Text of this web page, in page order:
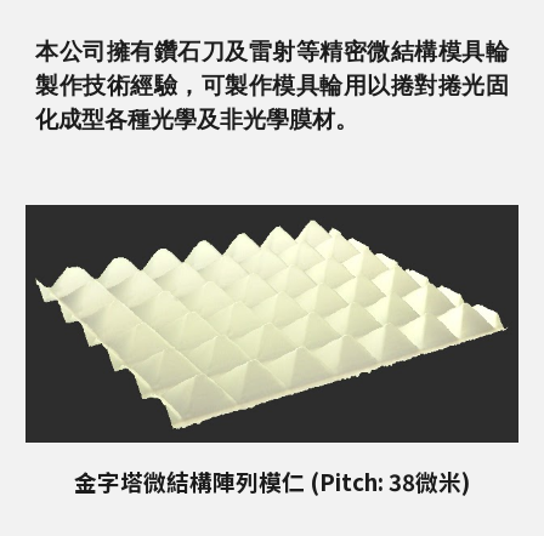
本公司擁有鑽石刀及雷射等精密微結構模具輪
製作技術經驗，可製作模具輪用以捲對捲光固
化成型各種光學及非光學膜材。
金字塔微結構陣列模仁 (Pitch: 38微米)